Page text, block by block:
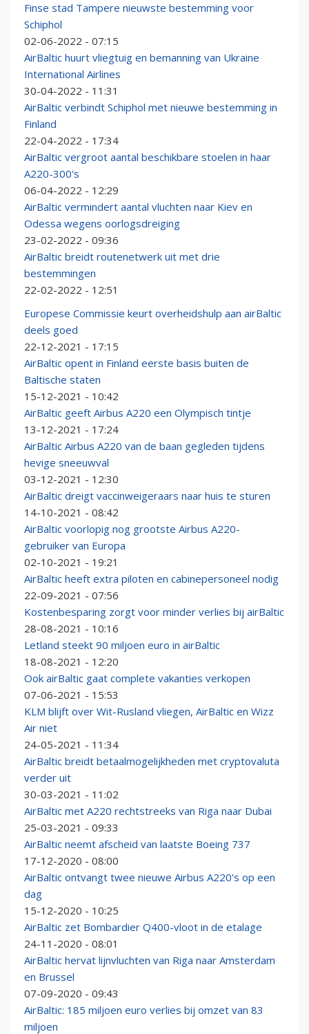
Finse stad Tampere nieuwste bestemming voor
Schiphol
02-06-2022 - 07:15
AirBaltic huurt vliegtuig en bemanning van Ukraine
International Airlines
30-04-2022 - 11:31
AirBaltic verbindt Schiphol met nieuwe bestemming in
Finland
22-04-2022 - 17:34
AirBaltic vergroot aantal beschikbare stoelen in haar
A220-300's
06-04-2022 - 12:29
AirBaltic vermindert aantal vluchten naar Kiev en
Odessa wegens oorlogsdreiging
23-02-2022 - 09:36
AirBaltic breidt routenetwerk uit met drie
bestemmingen
22-02-2022 - 12:51
Europese Commissie keurt overheidshulp aan airBaltic
deels goed
22-12-2021 - 17:15
AirBaltic opent in Finland eerste basis buiten de
Baltische staten
15-12-2021 - 10:42
AirBaltic geeft Airbus A220 een Olympisch tintje
13-12-2021 - 17:24
AirBaltic Airbus A220 van de baan gegleden tijdens
hevige sneeuwval
03-12-2021 - 12:30
AirBaltic dreigt vaccinweigeraars naar huis te sturen
14-10-2021 - 08:42
AirBaltic voorlopig nog grootste Airbus A220-
gebruiker van Europa
02-10-2021 - 19:21
AirBaltic heeft extra piloten en cabinepersoneel nodig
22-09-2021 - 07:56
Kostenbesparing zorgt voor minder verlies bij airBaltic
28-08-2021 - 10:16
Letland steekt 90 miljoen euro in airBaltic
18-08-2021 - 12:20
Ook airBaltic gaat complete vakanties verkopen
07-06-2021 - 15:53
KLM blijft over Wit-Rusland vliegen, AirBaltic en Wizz
Air niet
24-05-2021 - 11:34
AirBaltic breidt betaalmogelijkheden met cryptovaluta
verder uit
30-03-2021 - 11:02
AirBaltic met A220 rechtstreeks van Riga naar Dubai
25-03-2021 - 09:33
AirBaltic neemt afscheid van laatste Boeing 737
17-12-2020 - 08:00
AirBaltic ontvangt twee nieuwe Airbus A220's op een
dag
15-12-2020 - 10:25
AirBaltic zet Bombardier Q400-vloot in de etalage
24-11-2020 - 08:01
AirBaltic hervat lijnvluchten van Riga naar Amsterdam
en Brussel
07-09-2020 - 09:43
AirBaltic: 185 miljoen euro verlies bij omzet van 83
miljoen